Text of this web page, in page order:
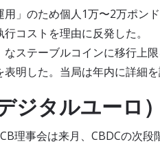
」のため個人1万〜2万ポン
コストを理由に反発した。
ステーブルコインに移行上
明した。当局は年内に詳細を
ジタルユーロ）
理事会は来月、CBDCの次